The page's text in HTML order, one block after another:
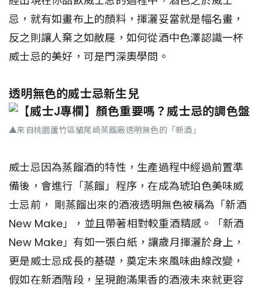
忌，就有如畫布上的顏料，揮灑妥當就是幅名畫，
反之則讓人棄之如敝屣，如何從酒中色澤認識一杯
威士忌的美好，可是門深奧學問。
透明無色的威士忌新生兒
▲來自桃園蘆竹區貓尾崎蒸餾廠透明無色的「新酒」
威士忌因為蒸餾酒的特性，生產過程中經過前置準
備後，會進行「蒸餾」程序，在成為琥珀色美味威
士忌前， 剛蒸餾出來的酒液透明無色被稱為「新酒
New Make」，並且帶著相對較重酒精感。「新酒
New Make」有如一張白紙，讓歲月揮灑於身上，
更是威士忌成長的基礎，奠定未來風味曲線改變，
假如在新酒階段，呈現飽滿果香的酒液未來就更容